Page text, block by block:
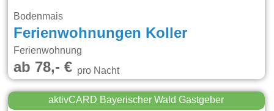
Bodenmais
Ferienwohnungen Koller
Ferienwohnung
ab 78,- €pro Nacht
aktivCARD Bayerischer Wald Gastgeber